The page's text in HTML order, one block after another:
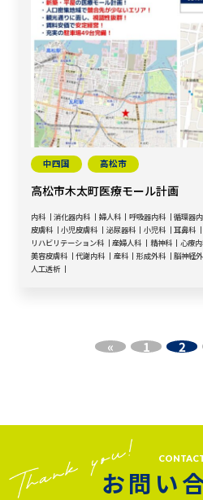
中四国 高松市
高松市木太町医療モール計画
内科 消化器内科 婦人科 呼吸器内科 循環器
皮膚科
小児皮膚科 泌尿器科 小児科 耳鼻科
リハビリテーション科
産婦人科 精神科 心療
美容皮膚科
代謝内科 産科 形成外科 脳神経
人工透析
« 1 2
お問い